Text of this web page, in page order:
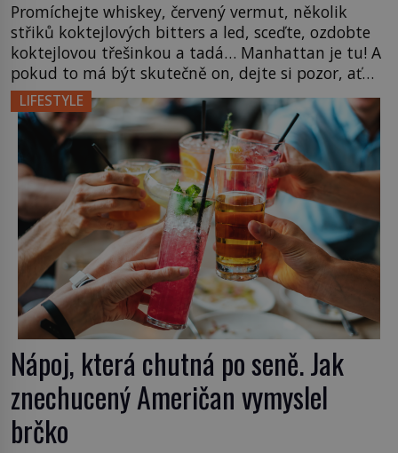
Promíchejte whiskey, červený vermut, několik
střiků koktejlových bitters a led, sceďte, ozdobte
koktejlovou třešinkou a tadá… Manhattan je tu! A
pokud to má být skutečně on, dejte si pozor, ať
místo klasické americké rye whiskey či klidně
bourbonu nepoužijete skotskou whisku. Co se
stane? Inu, koktejl bude stále skvělý, ale už to
nebude Manhattan ale […]
LIFESTYLE
Nápoj, která chutná po seně. Jak
znechucený Američan vymyslel
brčko